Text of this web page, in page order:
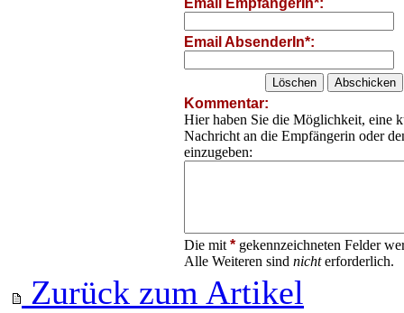
Email EmpfängerIn*:
Email AbsenderIn*:
Kommentar:
Hier haben Sie die Möglichkeit, eine
Nachricht an die Empfängerin oder
einzugeben:
Die mit *gekennzeichneten Felder
Alle Weiteren sind nichterforderlich.
Zurück zum Artikel